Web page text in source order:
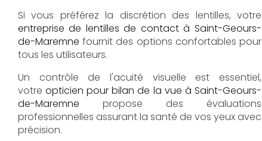
Si vous préférez la discrétion des lentilles, votre
entreprise de lentilles de contact à Saint-Geours-
de-Maremne fournit des options confortables pour
tous les utilisateurs.
Un contrôle de l'acuité visuelle est essentiel,
votreopticien pour bilan de la vue à Saint-Geours-
de-Maremne propose des évaluations
professionnelles assurant la santé de vos yeux avec
précision.